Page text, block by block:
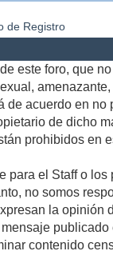
de Registro
este foro, que
de acuerdo en
de dicho
prohibidos en
para el Staff o
no somos
la opinión
contenido